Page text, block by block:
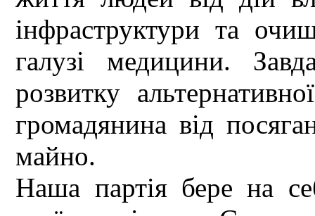
інфраструктури та
галузі медицини.
розвитку
громадянина від
майно.
Наша партія бере на